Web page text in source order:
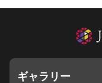
ギャラリー